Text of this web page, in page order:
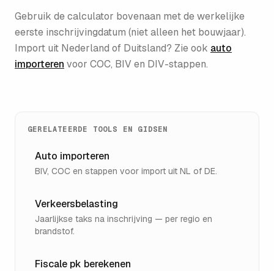
Gebruik de calculator bovenaan met de werkelijke
eerste inschrijvingdatum (niet alleen het bouwjaar).
Import uit Nederland of Duitsland? Zie ook auto
importeren voor COC, BIV en DIV-stappen.
GERELATEERDE TOOLS EN GIDSEN
Auto importeren
BIV, COC en stappen voor import uit NL of DE.
Verkeersbelasting
Jaarlijkse taks na inschrijving — per regio en
brandstof.
Fiscale pk berekenen